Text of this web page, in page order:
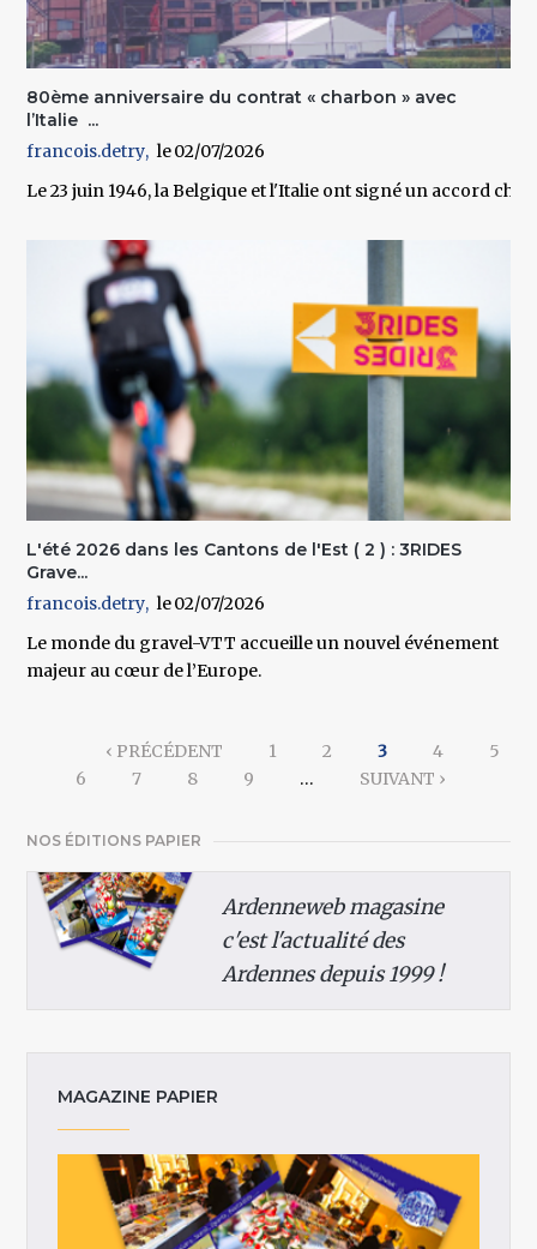
80ème anniversaire du contrat « charbon » avec
l’Italie ...
francois.detry
02/07/2026
Le 23 juin 1946, la Belgique et l'Italie ont signé un accord
L'été 2026 dans les Cantons de l'Est ( 2 ) : 3RIDES
Grave...
francois.detry
02/07/2026
Le monde du gravel-VTT accueille un nouvel événement
majeur au cœur de l’Europe.
‹ PRÉCÉDENT 1 2 3 4
5
6
7 8 9 … SUIVANT ›
NOS ÉDITIONS PAPIER
Ardenneweb magasine
c'est l'actualité des
Ardennes depuis 1999 !
MAGAZINE PAPIER